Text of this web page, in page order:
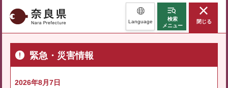
奈良県 Language
検索
メニュー
閉じる
緊急・災害情報
2026年8月7日